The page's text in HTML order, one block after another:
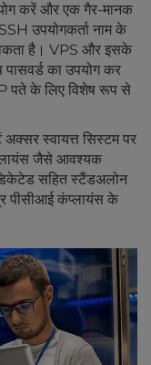
करें और एक गैर-मानक
उपयोगकर्ता नाम के
है। VPS और इसके
का उपयोग कर
के लिए विशेष रूप से
अक्सर स्वायत्त सिस्टम पर
जैसे आवश्यक
सहित स्टैंडअलोन
पीसीआई कंप्लायंस के